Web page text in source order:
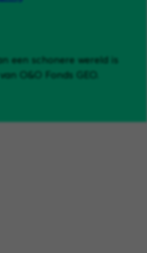
een schonere wereld is
O&O Fonds GEO.